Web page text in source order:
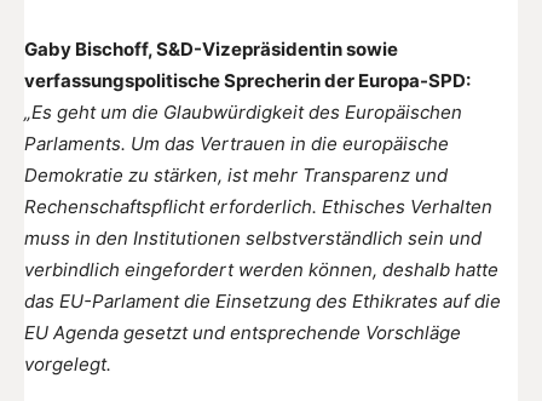
Gaby Bischoff, S&D-Vizepräsidentin sowie
verfassungspolitische Sprecherin der Europa-SPD:
„Es geht um die Glaubwürdigkeit des Europäischen
Parlaments. Um das Vertrauen in die europäische
Demokratie zu stärken, ist mehr Transparenz und
Rechenschaftspflicht erforderlich. Ethisches Verhalten
muss in den Institutionen selbstverständlich sein und
verbindlich eingefordert werden können, deshalb hatte
das EU-Parlament die Einsetzung des Ethikrates auf die
EU Agenda gesetzt und entsprechende Vorschläge
vorgelegt.